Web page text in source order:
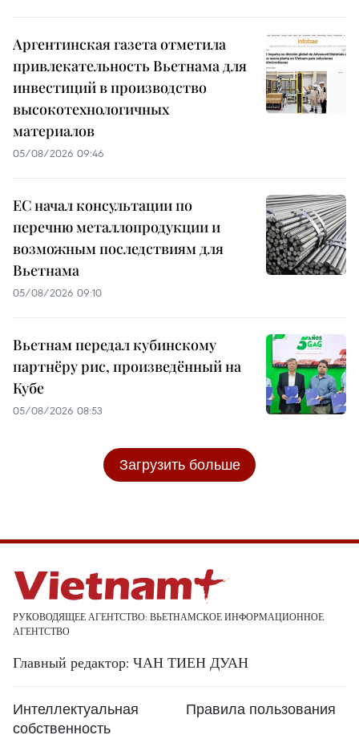
Аргентинская газета отметила
привлекательность Вьетнама для
инвестиций в производство
высокотехнологичных
материалов
05/08/2026 09:46
ЕС начал консультации по
перечню металлопродукции и
возможным последствиям для
Вьетнама
05/08/2026 09:10
Вьетнам передал кубинскому
партнёру рис, произведённый на
Кубе
05/08/2026 08:53
Загрузить больше
РУКОВОДЯЩЕЕ АГЕНТСТВО: ВЬЕТНАМСКОЕ ИНФОРМАЦИОННОЕ
АГЕНТСТВО
Главный редактор: ЧАН ТИЕН ДУАН
Интеллектуальная
собственность
Правила пользования